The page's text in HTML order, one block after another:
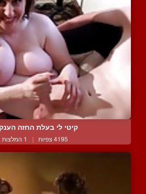
קיטי לי בעלת החזה
4195 צפיות | 1 המלצות